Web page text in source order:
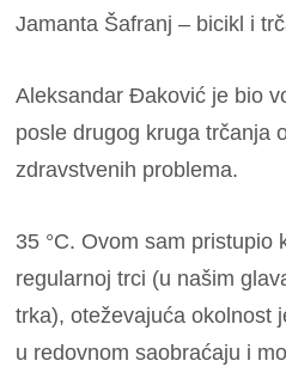
Jamanta Šafranj – bicikl i
Aleksandar Đaković je bio
posle drugog kruga trčanja
zdravstvenih problema.
35 °C. Ovom sam pristupio
regularnoj trci (u našim
trka), oteževajuća okolnost
u redovnom saobraćaju i